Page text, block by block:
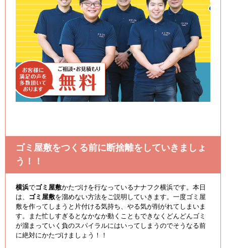
ゴミ屋敷をつくる前に断捨離をしていきましょ
う！！
横浜でゴミ屋敷かたづけを行なっているナナフク横浜です。本日
は、 ゴミ屋敷を溜めない方法をご説明していきます。一度ゴミ屋
敷を作ってしまうと片付ける気持ち、やる気が削がれてしまいま
す。また忙しすぎるとなかなか動くこともできなくどんどんゴミ
が溜まっていく負のスパイラルにはいってしまうのでそうなる前
に絶対にかたづけましょう！！